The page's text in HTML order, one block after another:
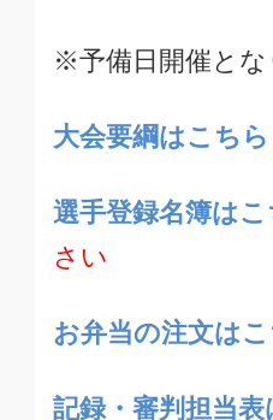
※予備日開催と
大会要綱はこちら
選手登録名簿は
さい
お弁当の注文は
記録・審判担当